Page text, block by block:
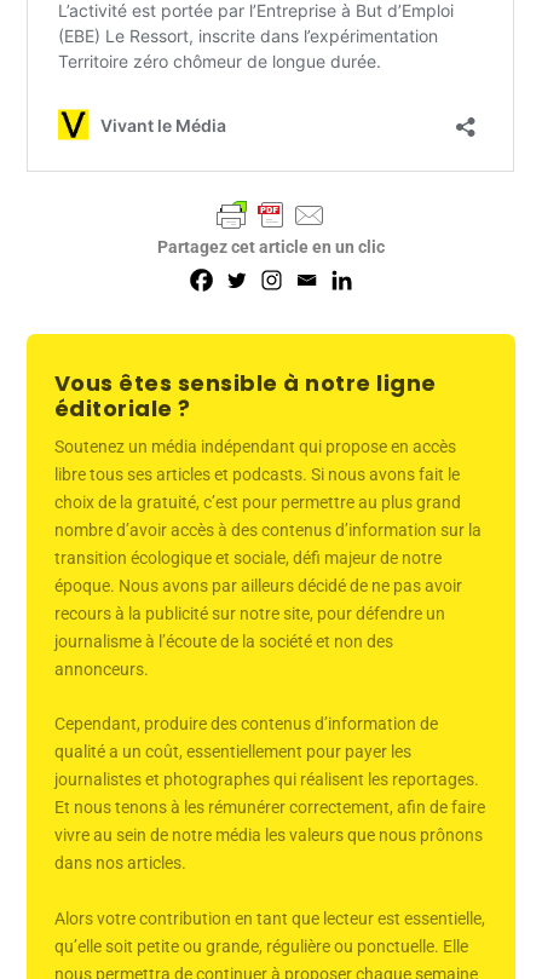
Partagez cet article en un clic
Vous êtes sensible à notre ligne
éditoriale ?
Soutenez un média indépendant qui propose en accès
libre tous ses articles et podcasts. Si nous avons fait le
choix de la gratuité, c’est pour permettre au plus grand
nombre d’avoir accès à des contenus d’information sur la
transition écologique et sociale, défi majeur de notre
époque. Nous avons par ailleurs décidé de ne pas avoir
recours à la publicité sur notre site, pour défendre un
journalisme à l’écoute de la société et non des
annonceurs.
Cependant, produire des contenus d’information de
qualité a un coût, essentiellement pour payer les
journalistes et photographes qui réalisent les reportages.
Et nous tenons à les rémunérer correctement, afin de faire
vivre au sein de notre média les valeurs que nous prônons
dans nos articles.
Alors votre contribution en tant que lecteur est essentielle,
qu’elle soit petite ou grande, régulière ou ponctuelle. Elle
nous permettra de continuer à proposer chaque semaine